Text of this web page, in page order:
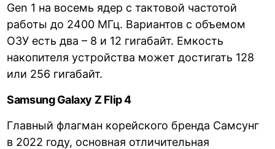
Gen 1 на восемь ядер с тактовой частотой
работы до 2400 МГц. Вариантов с объемом
ОЗУ есть два – 8 и 12 гигабайт. Емкость
накопителя устройства может достигать 128
или 256 гигабайт.
Samsung Galaxy Z Flip 4
Главный флагман корейского бренда Самсунг
в 2022 году, основная отличительная